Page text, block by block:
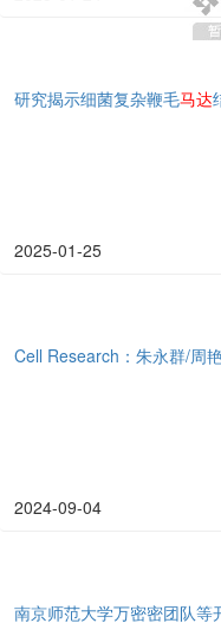
研究揭示细菌复杂鞭毛马达
2025-01-25
Cell Research：朱永群/周
2024-09-04
南京师范大学万密密团队等